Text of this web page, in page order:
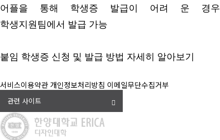
어플을 통해 학생증 발급이 어려 운 경우
학생지원팀에서 발급 가능
붙임 학생증 신청 및 발급 방법 자세히 알아보기
서비스이용약관개인정보처리방침 이메일무단수집거부
관련 사이트